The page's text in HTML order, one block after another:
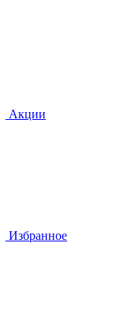
Акции
Избранное